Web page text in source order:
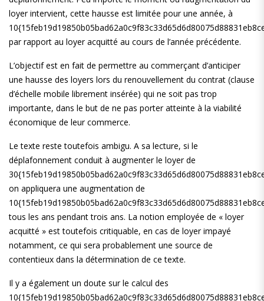
loyer intervient, cette hausse est limitée pour une année, à
par rapport au loyer acquitté au cours de l’année précédente.
L’objectif est en fait de permettre au commerçant d’anticiper
une hausse des loyers lors du renouvellement du contrat (clause
d’échelle mobile librement insérée) qui ne soit pas trop
importante, dans le but de ne pas porter atteinte à la viabilité
économique de leur commerce.
Le texte reste toutefois ambigu. A sa lecture, si le
déplafonnement conduit à augmenter le loyer de
on appliquera une augmentation de
tous les ans pendant trois ans. La notion employée de « loyer
acquitté » est toutefois critiquable, en cas de loyer impayé
notamment, ce qui sera probablement une source de
contentieux dans la détermination de ce texte.
Il y a également un doute sur le calcul des